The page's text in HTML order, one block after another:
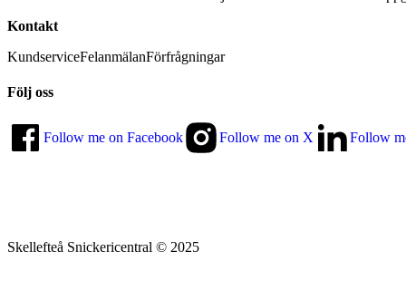
Kontakt
KundserviceFelanmälanFörfrågningar
Följ oss
Follow me on Facebook Follow me on X Follow
Skellefteå Snickericentral © 2025